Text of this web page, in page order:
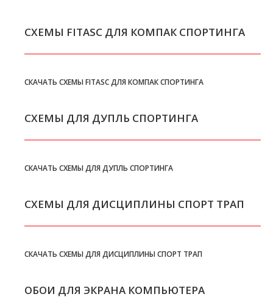
СХЕМЫ FITASC ДЛЯ КОМПАК СПОРТИНГА
СКАЧАТЬ СХЕМЫ FITASC ДЛЯ КОМПАК СПОРТИНГА
СХЕМЫ ДЛЯ ДУПЛЬ СПОРТИНГА
СКАЧАТЬ СХЕМЫ ДЛЯ ДУПЛЬ СПОРТИНГА
СХЕМЫ ДЛЯ ДИСЦИПЛИНЫ СПОРТ ТРАП
СКАЧАТЬ СХЕМЫ ДЛЯ ДИСЦИПЛИНЫ СПОРТ ТРАП
ОБОИ ДЛЯ ЭКРАНА КОМПЬЮТЕРА